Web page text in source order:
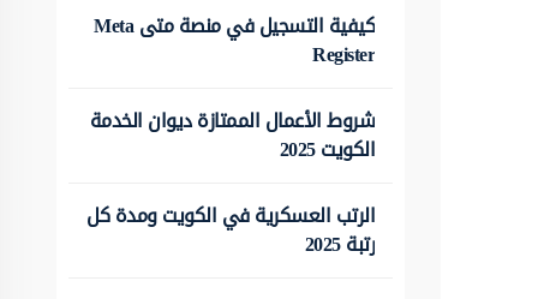
كيفية التسجيل في منصة متى Meta
Register
شروط الأعمال الممتازة ديوان الخدمة
الكويت 2025
الرتب العسكرية في الكويت ومدة كل
رتبة 2025